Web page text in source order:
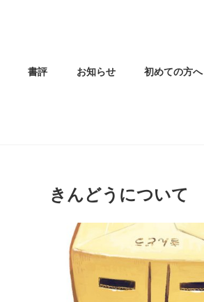
書評 お知らせ 初めての方へ
きんどうについて